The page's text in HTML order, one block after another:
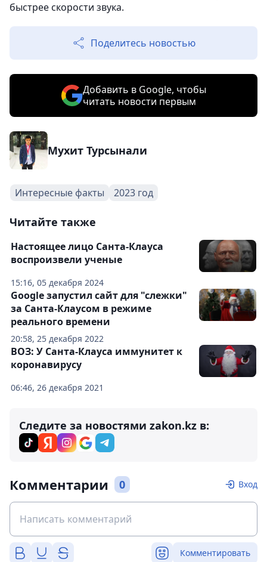
быстрее скорости звука.
Поделитесь новостью
Добавить в Google, чтобы
читать новости первым
Мухит Турсынали
Интересные факты 2023 год
Читайте также
15:16, 05 декабря 2024
Настоящее лицо Санта-Клауса
воспроизвели ученые
20:58, 25 декабря 2022
Google запустил сайт для "слежки"
за Санта-Клаусом в режиме
реального времени
06:46, 26 декабря 2021
ВОЗ: У Санта-Клауса иммунитет к
коронавирусу
Следите за новостями zakon.kz в:
Комментарии 0 Вход
Комментировать